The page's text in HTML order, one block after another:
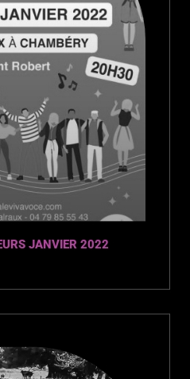
JANVIER 2022